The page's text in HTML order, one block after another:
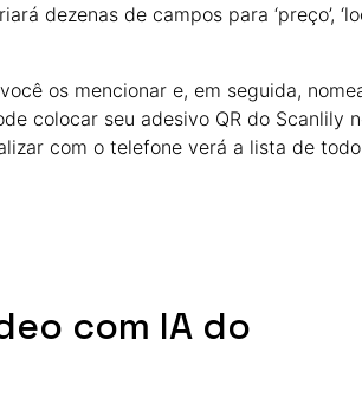
dezenas de campos para ‘preço’,
os mencionar e, em seguida,
colocar seu adesivo QR do Scanlily
com o telefone verá a lista de
com IA do